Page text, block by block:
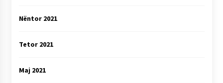
Nëntor 2021
Tetor 2021
Maj 2021